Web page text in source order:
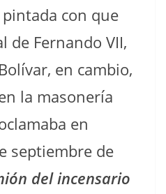
con que
de Fernando VII,
en cambio,
la masonería
en
septiembre de
del incensario